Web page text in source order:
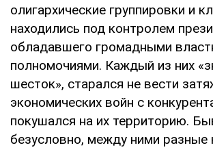
олигархические группировки и
находились под контролем
обладавшего громадными
полномочиями. Каждый из них
шесток», старался не вести
экономических войн с
покушался на их территорию.
безусловно, между ними